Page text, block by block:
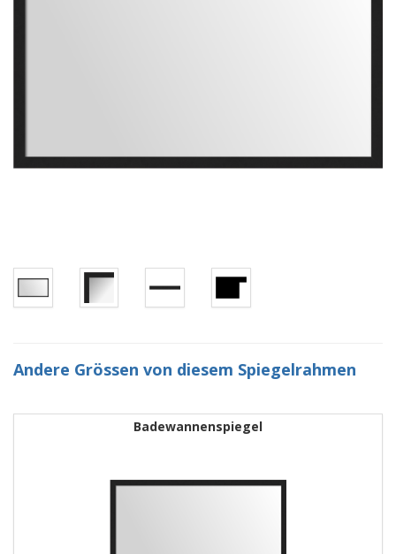
Andere Grössen von diesem Spiegelrahmen
Badewannenspiegel